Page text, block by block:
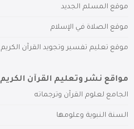
موقع المسلم الجديد
موقع الصلاة في الإسلام
موقع تعليم تفسير وتجويد القرآن الكريم
مواقع نشر وتعليم القرآن الكريم
الجامع لعلوم القرآن وترجماته
السنة النبوية وعلومها